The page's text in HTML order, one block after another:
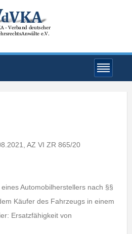
AZ VI ZR 865/20
Automobilherstellers nach §§
Käufer des Fahrzeugs in einem
Ersatzfähigkeit von